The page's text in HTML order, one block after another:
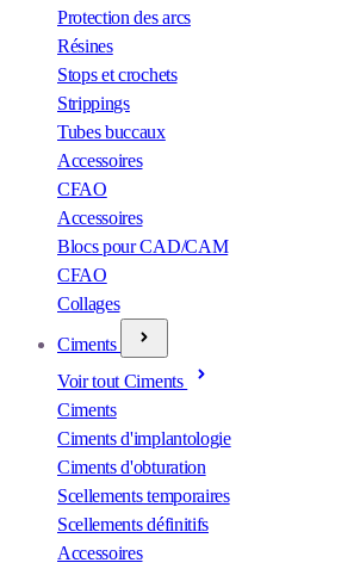
Protection des arcs
Résines
Stops et crochets
Strippings
Tubes buccaux
Accessoires
CFAO
Accessoires
Blocs pour CAD/CAM
CFAO
Collages
Ciments
Voir tout Ciments
Ciments
Ciments d'implantologie
Ciments d'obturation
Scellements temporaires
Scellements définitifs
Accessoires